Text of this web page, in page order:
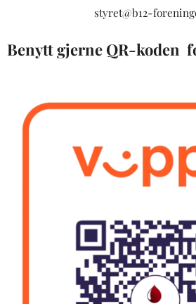
styret@b12-
Benytt gjerne QR-koden